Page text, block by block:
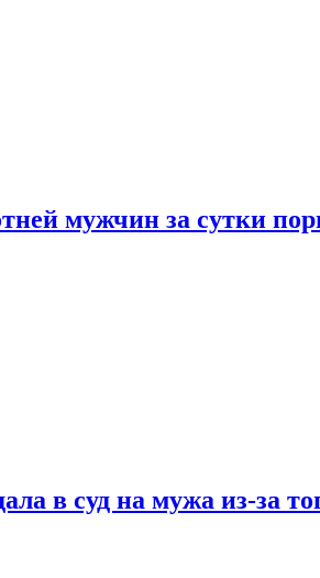
мужчин за сутки
в суд на мужа из-за